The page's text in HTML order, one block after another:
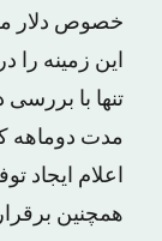
خصوص دلار
این زمینه را
تنها با
اعلام ایجاد
همچنین